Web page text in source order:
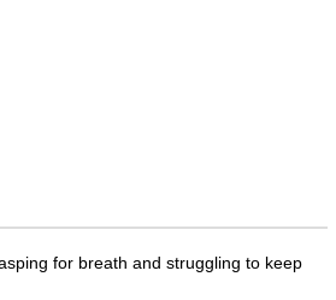
for breath and struggling to keep